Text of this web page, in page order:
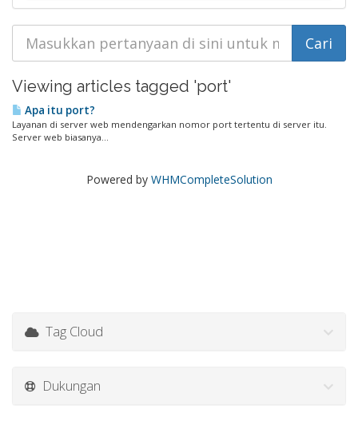
Viewing articles tagged 'port'
Apa itu port?
Layanan di server web mendengarkan nomor port tertentu di server itu.
Server web biasanya...
Powered by WHMCompleteSolution
Tag Cloud
Dukungan